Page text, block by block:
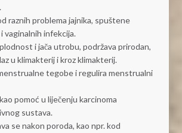
raznih problema jajnika, spuštene
vaginalnih infekcija.
i jača utrobu, podržava prirodan,
u klimakterij i kroz klimakterij.
tegobe i regulira menstrualni
pomoć u liječenju karcinoma
sustava.
se nakon poroda, kao npr. kod